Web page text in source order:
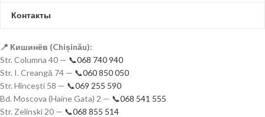
Контакты
📍 Кишинёв (Chișinău):
Str. Columna 40 — 📞068 740 940
Str. I. Creangă 74 — 📞060 850 050
Str. Hîncești 58 — 📞069 255 590
Bd. Moscova (Haine Gata) 2 — 📞068 541 555
Str. Zelinski 20 — 📞068 855 514